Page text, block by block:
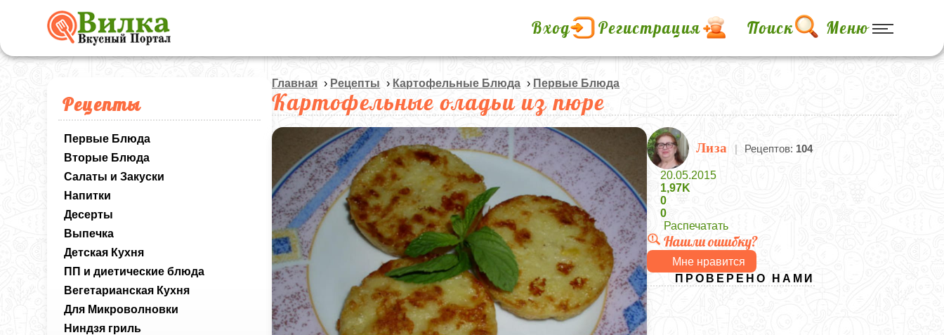
Вход Регистрация Поиск Меню
Рецепты
Первые Блюда
Вторые Блюда
Салаты и Закуски
Напитки
Десерты
Выпечка
Детская Кухня
ПП и диетические блюда
Вегетарианская Кухня
Для Микроволновки
Ниндзя гриль
Главная › Рецепты › Картофельные Блюда › Первые Блюда
Картофельные оладьи из пюре
Лиза | Рецептов: 104
20.05.2015
1,97K
0
0
Распечатать
Нашли ошибку?
Мне нравится
ПРОВЕРЕНО НАМИ